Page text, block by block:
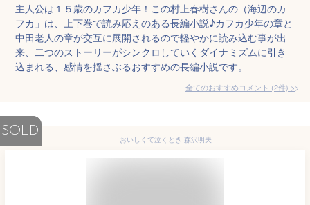
主人公は１５歳のカフカ少年！この村上春樹さんの（海辺のカ
フカ」は、上下巻で読み応えのある長編小説♪カフカ少年の章と
中田老人の章が交互に展開されるので軽やかに読み込む事が出
来、二つのストーリーがシンクロしていくダイナミズムに引き
込まれる、感情を揺さぶるおすすめの長編小説です。
全てのおすすめコメント (2件) >
SOLD
おいしくて泣くとき 森沢明夫